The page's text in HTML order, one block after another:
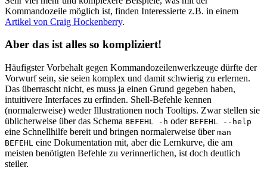
Kommandozeile möglich ist, finden Interessierte z.B. in einem
Artikel von Craig Hockenberry.
Aber das ist alles so kompliziert!
Häufigster Vorbehalt gegen Kommandozeilenwerkzeuge dürfte der
Vorwurf sein, sie seien komplex und damit schwierig zu erlernen.
Das überrascht nicht, es muss ja einen Grund gegeben haben,
intuitivere Interfaces zu erfinden. Shell-Befehle kennen
(normalerweise) weder Illustrationen noch Tooltips. Zwar stellen sie
üblicherweise über das Schema BEFEHL -h oder BEFEHL --help
eine Schnellhilfe bereit und bringen normalerweise über man
BEFEHL eine Dokumentation mit, aber die Lernkurve, die am
meisten benötigten Befehle zu verinnerlichen, ist doch deutlich
steiler.